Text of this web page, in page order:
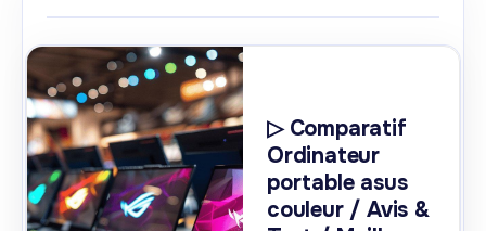
▷ Comparatif
Ordinateur
portable asus
couleur / Avis &